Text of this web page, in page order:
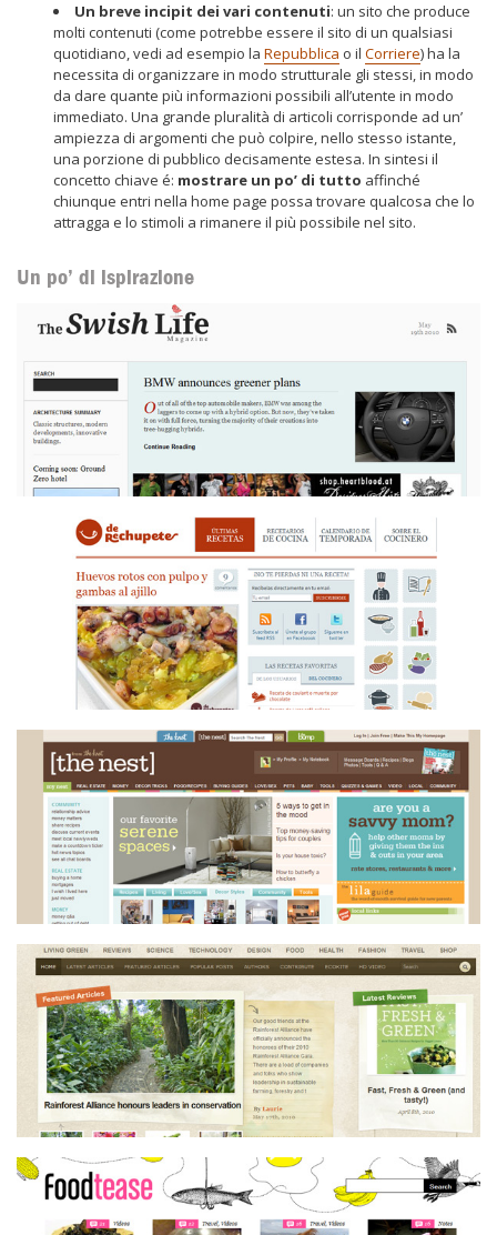
Un breve incipit dei vari contenuti: un sito che produce
molti contenuti (come potrebbe essere il sito di un qualsiasi
quotidiano, vedi ad esempio la Repubblica o il Corriere) ha la
necessita di organizzare in modo strutturale gli stessi, in modo
da dare quante più informazioni possibili all’utente in modo
immediato. Una grande pluralità di articoli corrisponde ad un’
ampiezza di argomenti che può colpire, nello stesso istante,
una porzione di pubblico decisamente estesa. In sintesi il
concetto chiave é: mostrare un po’ di tutto affinché
chiunque entri nella home page possa trovare qualcosa che lo
attragga e lo stimoli a rimanere il più possibile nel sito.
Un po’ di ispirazione